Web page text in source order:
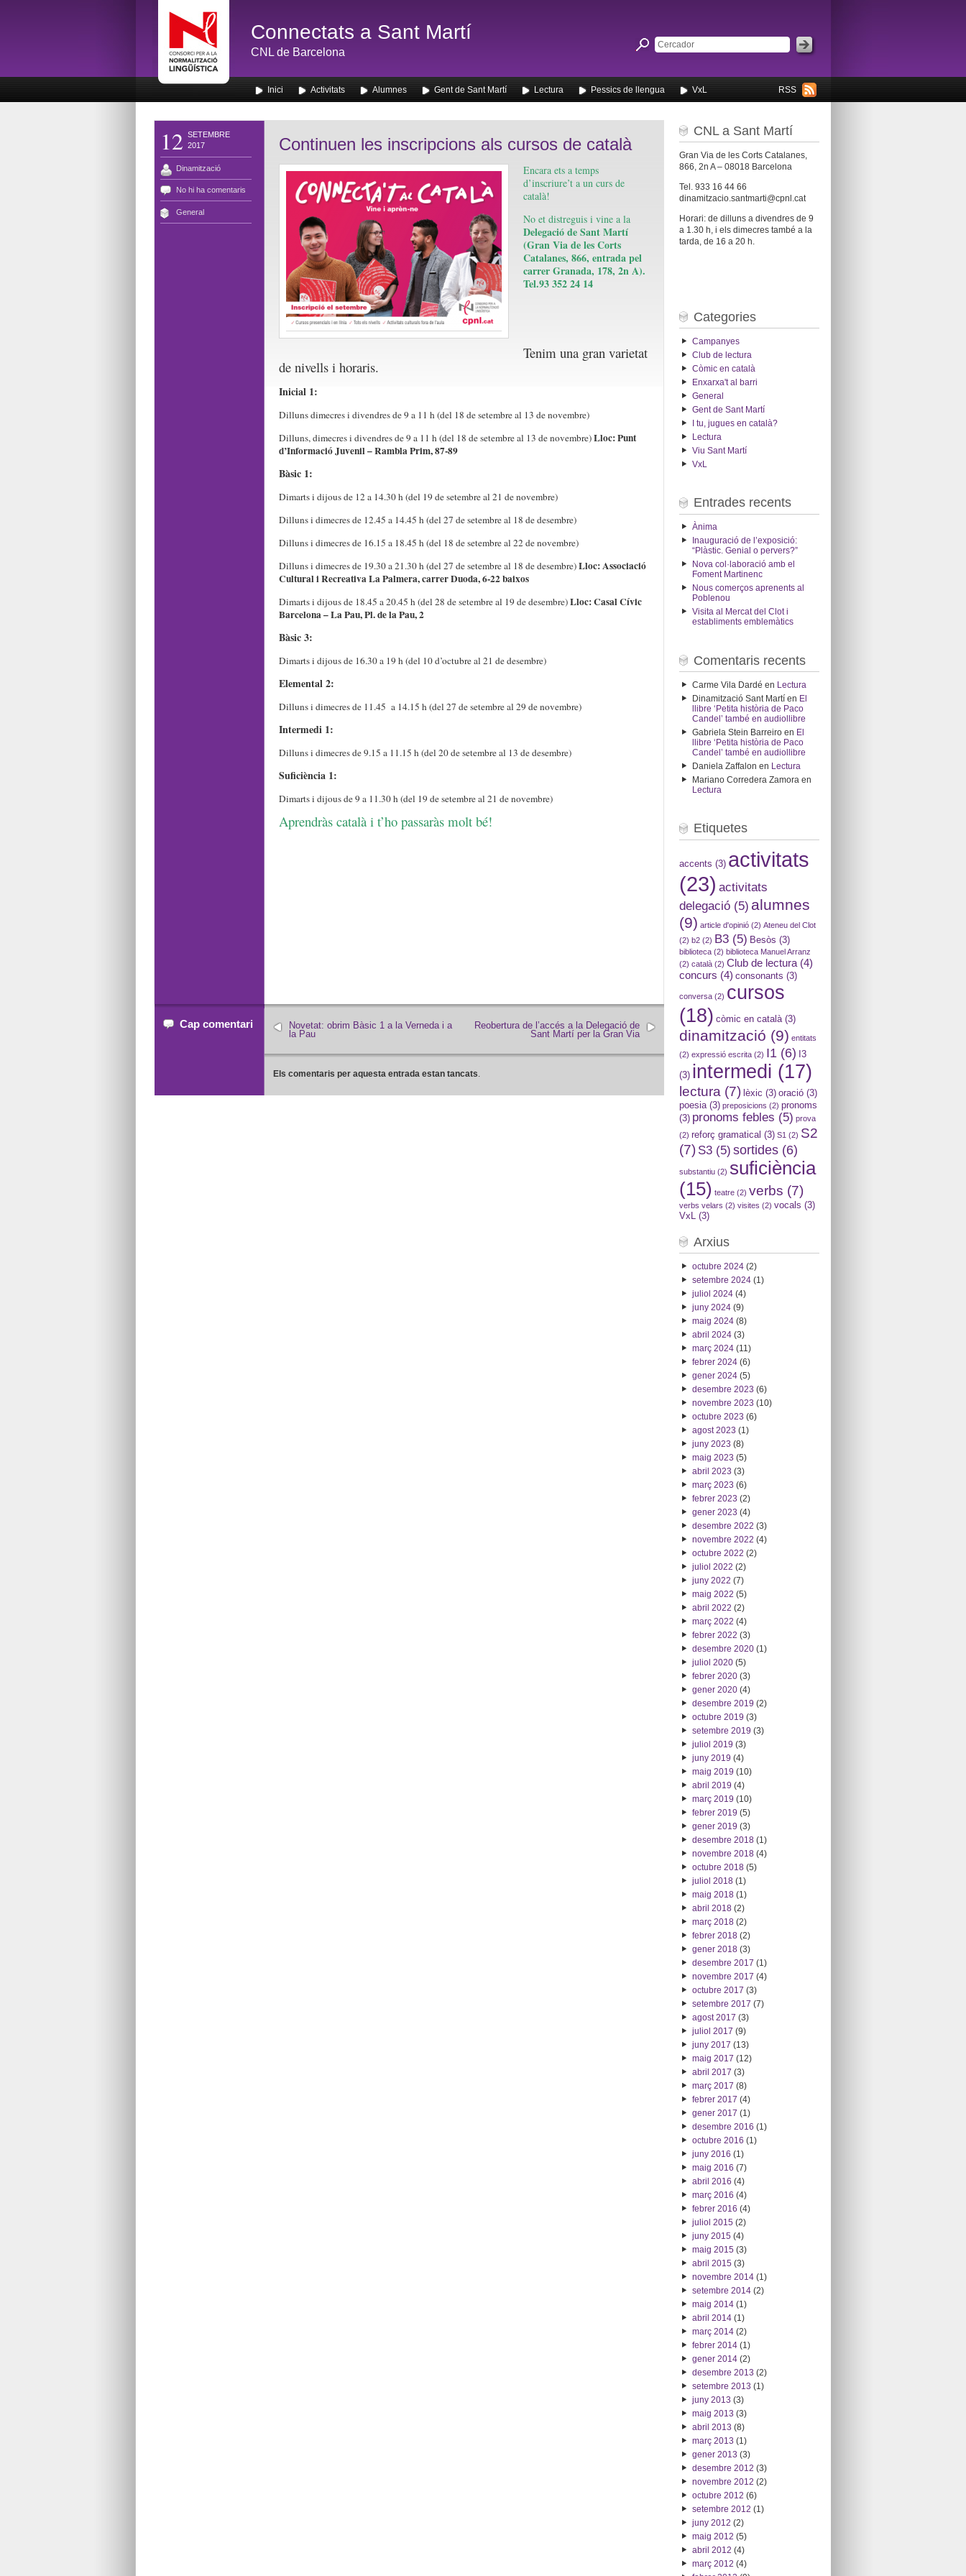
Connectats a Sant Martí
CNL de Barcelona
RSS
Inici Activitats Alumnes Gent de Sant Martí Lectura Pessics de llengua VxL
12 SETEMBRE
2017
Dinamització
No hi ha comentaris
General
Continuen les inscripcions als cursos de català
Encara ets a temps
d’inscriure’t a un curs de
català!
No et distreguis i vine a la
Delegació de Sant Martí
(Gran Via de les Corts
Catalanes, 866, entrada pel
carrer Granada, 178, 2n A).
Tel.93 352 24 14
Tenim una gran varietat
de nivells i horaris.
Inicial 1:
Dilluns dimecres i divendres de 9 a 11 h (del 18 de setembre al 13 de novembre)
Dilluns, dimecres i divendres de 9 a 11 h (del 18 de setembre al 13 de novembre)Lloc: Punt
d’Informació Juvenil – Rambla Prim, 87-89
Bàsic 1:
Dimarts i dijous de 12 a 14.30 h (del 19 de setembre al 21 de novembre)
Dilluns i dimecres de 12.45 a 14.45 h (del 27 de setembre al 18 de desembre)
Dilluns i dimecres de 16.15 a 18.45 h (del 18 de setembre al 22 de novembre)
Dilluns i dimecres de 19.30 a 21.30 h (del 27 de setembre al 18 de desembre)Lloc: Associació
Cultural i Recreativa La Palmera, carrer Duoda, 6-22 baixos
Dimarts i dijous de 18.45 a 20.45 h (del 28 de setembre al 19 de desembre)Lloc: Casal Cívic
Barcelona – La Pau, Pl. de la Pau, 2
Bàsic 3:
Dimarts i dijous de 16.30 a 19 h (del 10 d’octubre al 21 de desembre)
Elemental 2:
Dilluns i dimecres de 11.45 a 14.15 h (del 27 de setembre al 29 de novembre)
Intermedi 1:
Dilluns i dimecres de 9.15 a 11.15 h (del 20 de setembre al 13 de desembre)
Suficiència 1:
Dimarts i dijous de 9 a 11.30 h (del 19 de setembre al 21 de novembre)
Aprendràs català i t’ho passaràs molt bé!
Cap comentari
Reobertura de l’accés a la Delegació de
Sant Martí per la Gran Via
Novetat: obrim Bàsic 1 a la Verneda i a
la Pau
Els comentaris per aquesta entrada estan tancats.
CNL a Sant Martí
Gran Via de les Corts Catalanes,
866, 2n A – 08018 Barcelona
Tel. 933 16 44 66
dinamitzacio.santmarti@cpnl.cat
Horari: de dilluns a divendres de 9
a 1.30 h, i els dimecres també a la
tarda, de 16 a 20 h.
Categories
Campanyes
Club de lectura
Còmic en català
Enxarxa't al barri
General
Gent de Sant Martí
I tu, jugues en català?
Lectura
Viu Sant Martí
VxL
Entrades recents
Ànima
Inauguració de l’exposició:
“Plàstic. Genial o pervers?”
Nova col·laboració amb el
Foment Martinenc
Nous comerços aprenents al
Poblenou
Visita al Mercat del Clot i
establiments emblemàtics
Comentaris recents
Carme Vila Dardé en Lectura
Dinamització Sant Martíen El
llibre ‘Petita història de Paco
Candel’ també en audiollibre
Gabriela Stein Barreiroen El
llibre ‘Petita història de Paco
Candel’ també en audiollibre
Daniela Zaffalon en Lectura
Mariano Corredera Zamoraen
Lectura
Etiquetes
accents (3) activitats
(23) activitats
delegació(5) alumnes
(9) article d'opinió(2) Ateneu del Clot
(2) b2(2) B3(5) Besòs (3)
biblioteca(2) biblioteca Manuel Arranz
(2) català(2) Club de lectura(4)
concurs (4) consonants (3)
conversa(2) cursos
(18) còmic en català(3)
dinamització (9) entitats
(2) expressió escrita(2) I1(6) I3
(3) intermedi (17)
lectura(7) lèxic (3) oració(3)
poesia(3) preposicions (2) pronoms
(3) pronoms febles (5) prova
(2) reforç gramatical (3) S1(2) S2
(7) S3(5) sortides(6)
substantiu(2) suficiència
(15) teatre(2) verbs (7)
verbs velars (2) visites (2) vocals (3)
VxL(3)
Arxius
octubre 2024(2)
setembre 2024(1)
juliol 2024(4)
juny 2024(9)
maig 2024(8)
abril 2024(3)
març 2024(11)
febrer 2024(6)
gener 2024(5)
desembre 2023 (6)
novembre 2023 (10)
octubre 2023 (6)
agost 2023 (1)
juny 2023 (8)
maig 2023 (5)
abril 2023 (3)
març 2023 (6)
febrer 2023 (2)
gener 2023 (4)
desembre 2022 (3)
novembre 2022 (4)
octubre 2022 (2)
juliol 2022 (2)
juny 2022 (7)
maig 2022 (5)
abril 2022 (2)
març 2022 (4)
febrer 2022 (3)
desembre 2020(1)
juliol 2020(5)
febrer 2020(3)
gener 2020(4)
desembre 2019 (2)
octubre 2019 (3)
setembre 2019 (3)
juliol 2019 (3)
juny 2019 (4)
maig 2019 (10)
abril 2019 (4)
març 2019 (10)
febrer 2019 (5)
gener 2019 (3)
desembre 2018(1)
novembre 2018(4)
octubre 2018(5)
juliol 2018(1)
maig 2018(1)
abril 2018(2)
març 2018(2)
febrer 2018(2)
gener 2018(3)
desembre 2017 (1)
novembre 2017 (4)
octubre 2017 (3)
setembre 2017 (7)
agost 2017 (3)
juliol 2017 (9)
juny 2017 (13)
maig 2017 (12)
abril 2017 (3)
març 2017 (8)
febrer 2017 (4)
gener 2017 (1)
desembre 2016 (1)
octubre 2016 (1)
juny 2016 (1)
maig 2016 (7)
abril 2016 (4)
març 2016 (4)
febrer 2016 (4)
juliol 2015 (2)
juny 2015 (4)
maig 2015 (3)
abril 2015 (3)
novembre 2014(1)
setembre 2014(2)
maig 2014(1)
abril 2014(1)
març 2014(2)
febrer 2014(1)
gener 2014(2)
desembre 2013 (2)
setembre 2013 (1)
juny 2013 (3)
maig 2013 (3)
abril 2013 (8)
març 2013 (1)
gener 2013 (3)
desembre 2012 (3)
novembre 2012 (2)
octubre 2012 (6)
setembre 2012 (1)
juny 2012 (2)
maig 2012 (5)
abril 2012 (4)
març 2012 (4)